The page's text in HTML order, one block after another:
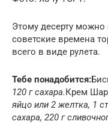
Этому десерту
советские времена
всего в виде рулета.
Тебе понадобится:
120 г сахара.Крем
яйцо или 2 желтка, 1
сахара, 220 г